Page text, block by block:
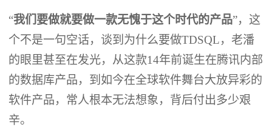
“我们要做就要做一款无愧于这个时代的产品”，这
个不是一句空话，谈到为什么要做TDSQL，老潘
的眼里甚至在发光，从这款14年前诞生在腾讯内部
的数据库产品，到如今在全球软件舞台大放异彩的
软件产品，常人根本无法想象，背后付出多少艰
辛。